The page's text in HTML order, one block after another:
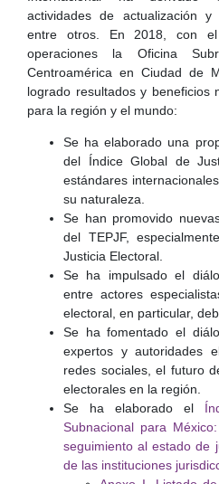
actividades de actualización y
entre otros. En 2018, con
operaciones la Oficina
Centroamérica en Ciudad de
logrado resultados y beneficios
para la región y el mundo:
Se ha elaborado una
del Índice Global de
estándares
su naturaleza.
Se han promovido
del TEPJF,
Justicia Electoral.
Se ha impulsado el
entre actores
electoral, en particular,
Se ha fomentado el
expertos y autoridades
redes sociales, el futuro
electorales en la región.
Se ha elaborado el
Subnacional para
seguimiento al estado de
de las instituciones